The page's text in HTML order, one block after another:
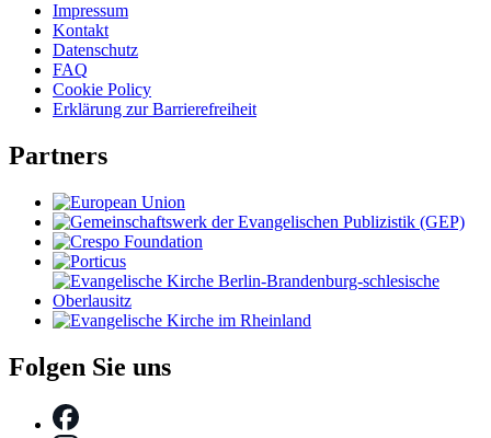
Impressum
Kontakt
Datenschutz
FAQ
Cookie Policy
Erklärung zur Barrierefreiheit
Partners
Folgen Sie uns